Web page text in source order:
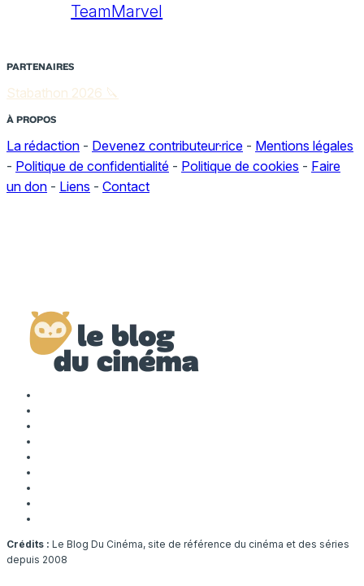
TeamMarvel
PARTENAIRES
Stabathon 2026 🔪
À PROPOS
La rédaction - Devenez contributeur·rice - Mentions légales
- Politique de confidentialité - Politique de cookies - Faire
un don - Liens - Contact
Crédits : Le Blog Du Cinéma, site de référence du cinéma et des séries
depuis 2008